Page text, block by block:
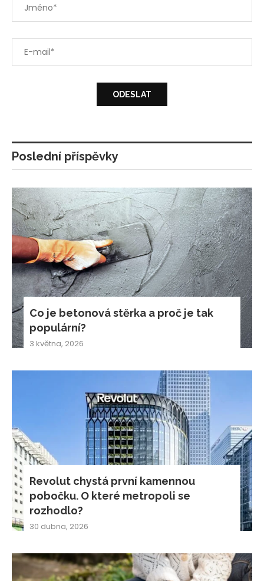
Poslední příspěvky
Co je betonová stěrka a proč je tak
populární?
3 května, 2026
Revolut chystá první kamennou
pobočku. O které metropoli se
rozhodlo?
30 dubna, 2026